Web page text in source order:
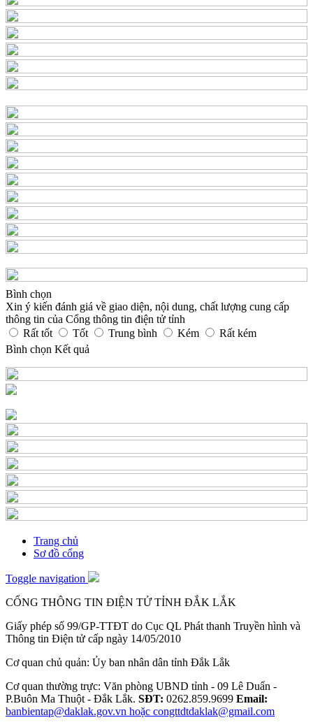
Bình chọn
Xin ý kiến đánh giá về giao diện, nội dung, chất lượng cung cấp
thông tin của Cổng thông tin điện tử tỉnh
Rất tốt
Tốt Trung bình Kém
Rất kém
Bình chọn Kết quả
Trang chủ
Sơ đồ cổng
Toggle navigation
CỔNG THÔNG TIN ĐIỆN TỬ TỈNH ĐẮK LẮK
Giấy phép số 99/GP-TTĐT do Cục QL Phát thanh Truyền hình và
Thông tin Điện tử cấp ngày 14/05/2010
Cơ quan chủ quản: Ủy ban nhân dân tỉnh Đắk Lắk
Cơ quan thường trực: Văn phòng UBND tỉnh - 09 Lê Duẩn -
P.Buôn Ma Thuột - Đắk Lắk. SĐT: 0262.859.9699 Email:
banbientap@daklak.gov.vn hoặc congttdtdaklak@gmail.com